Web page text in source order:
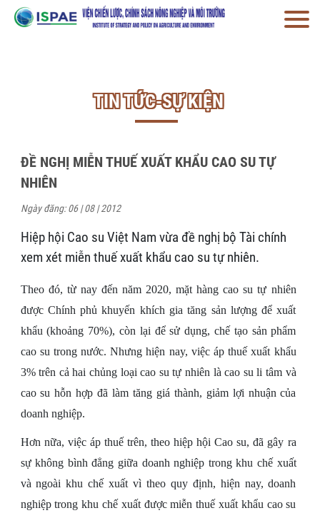
TIN TỨC-SỰ KIỆN
ĐỀ NGHỊ MIỄN THUẾ XUẤT KHẨU CAO SU TỰ
NHIÊN
Ngày đăng: 06 | 08 | 2012
Hiệp hội Cao su Việt Nam vừa đề nghị bộ Tài chính
xem xét miễn thuế xuất khẩu cao su tự nhiên.
Theo đó, từ nay đến năm 2020, mặt hàng cao su tự nhiên
được Chính phủ khuyến khích gia tăng sản lượng để xuất
khẩu (khoảng 70%), còn lại để sử dụng, chế tạo sản phẩm
cao su trong nước. Nhưng hiện nay, việc áp thuế xuất khẩu
3% trên cả hai chủng loại cao su tự nhiên là cao su li tâm và
cao su hỗn hợp đã làm tăng giá thành, giảm lợi nhuận của
doanh nghiệp.
Hơn nữa, việc áp thuế trên, theo hiệp hội Cao su, đã gây ra
sự không bình đẳng giữa doanh nghiệp trong khu chế xuất
và ngoài khu chế xuất vì theo quy định, hiện nay, doanh
nghiệp trong khu chế xuất được miễn thuế xuất khẩu cao su